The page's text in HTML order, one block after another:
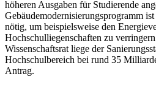
höheren Ausgaben für Studierende
Gebäudemodernisierungsprogramm
nötig, um beispielsweise den
Hochschulliegenschaften zu
Wissenschaftsrat liege der
Hochschulbereich bei rund 35
Antrag.